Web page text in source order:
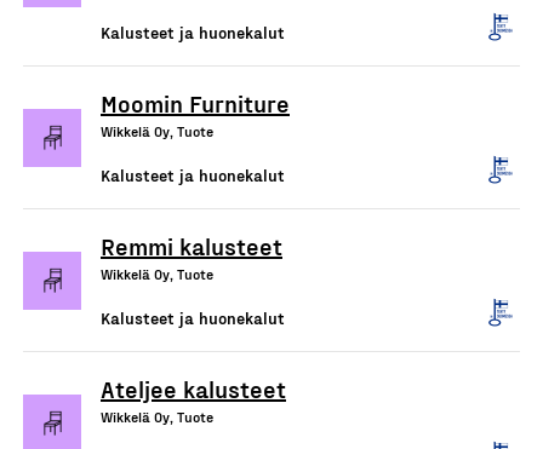
Kalusteet ja huonekalut
Moomin Furniture
Wikkelä Oy, Tuote
Kalusteet ja huonekalut
Remmi kalusteet
Wikkelä Oy, Tuote
Kalusteet ja huonekalut
Ateljee kalusteet
Wikkelä Oy, Tuote